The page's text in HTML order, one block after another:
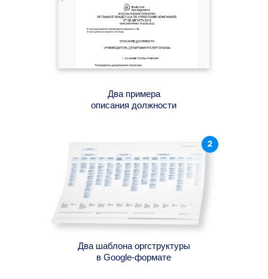
Два примера
описания должности
Два шаблона оргструктуры
в Google-формате